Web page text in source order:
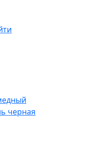
черная